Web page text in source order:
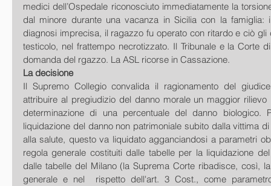
medici dell’Ospedale riconosciuto immediatamente la
dal minore durante una vacanza in Sicilia con la famiglia:
diagnosi imprecisa, il ragazzo fu operato con ritardo e ciò
testicolo, nel frattempo necrotizzato. Il Tribunale e la Corte
domanda del rgazzo. La ASL ricorse in Cassazione.
La decisione
Il Supremo Collegio convalida il ragionamento del
attribuire al pregiudizio del danno morale un maggior
determinazione di una percentuale del danno biologico.
liquidazione del danno non patrimoniale subito dalla vittima
alla salute, questo va liquidato agganciandosi a parametri
regola generale costituiti dalle tabelle per la liquidazione
dalle tabelle del Milano (la Suprema Corte ribadisce, così,
generale e nel  rispetto dell'art. 3 Cost., come